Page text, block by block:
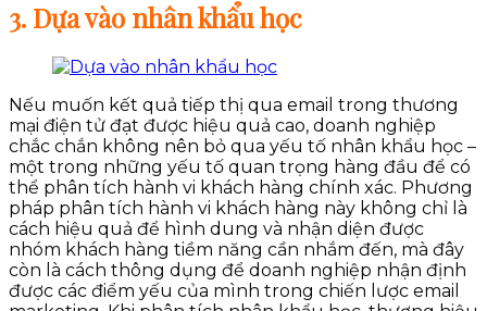
3. Dựa vào nhân khẩu học
Nếu muốn kết quả tiếp thị qua email trong thương
mại điện tử đạt được hiệu quả cao, doanh nghiệp
chắc chắn không nên bỏ qua yếu tố nhân khẩu học –
một trong những yếu tố quan trọng hàng đầu để có
thể phân tích hành vi khách hàng chính xác. Phương
pháp phân tích hành vi khách hàng này không chỉ là
cách hiệu quả để hình dung và nhận diện được
nhóm khách hàng tiềm năng cần nhắm đến, mà đây
còn là cách thông dụng để doanh nghiệp nhận định
được các điểm yếu của mình trong chiến lược email